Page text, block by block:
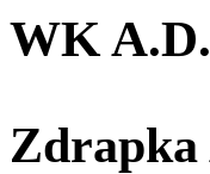
WK
Zdrapka